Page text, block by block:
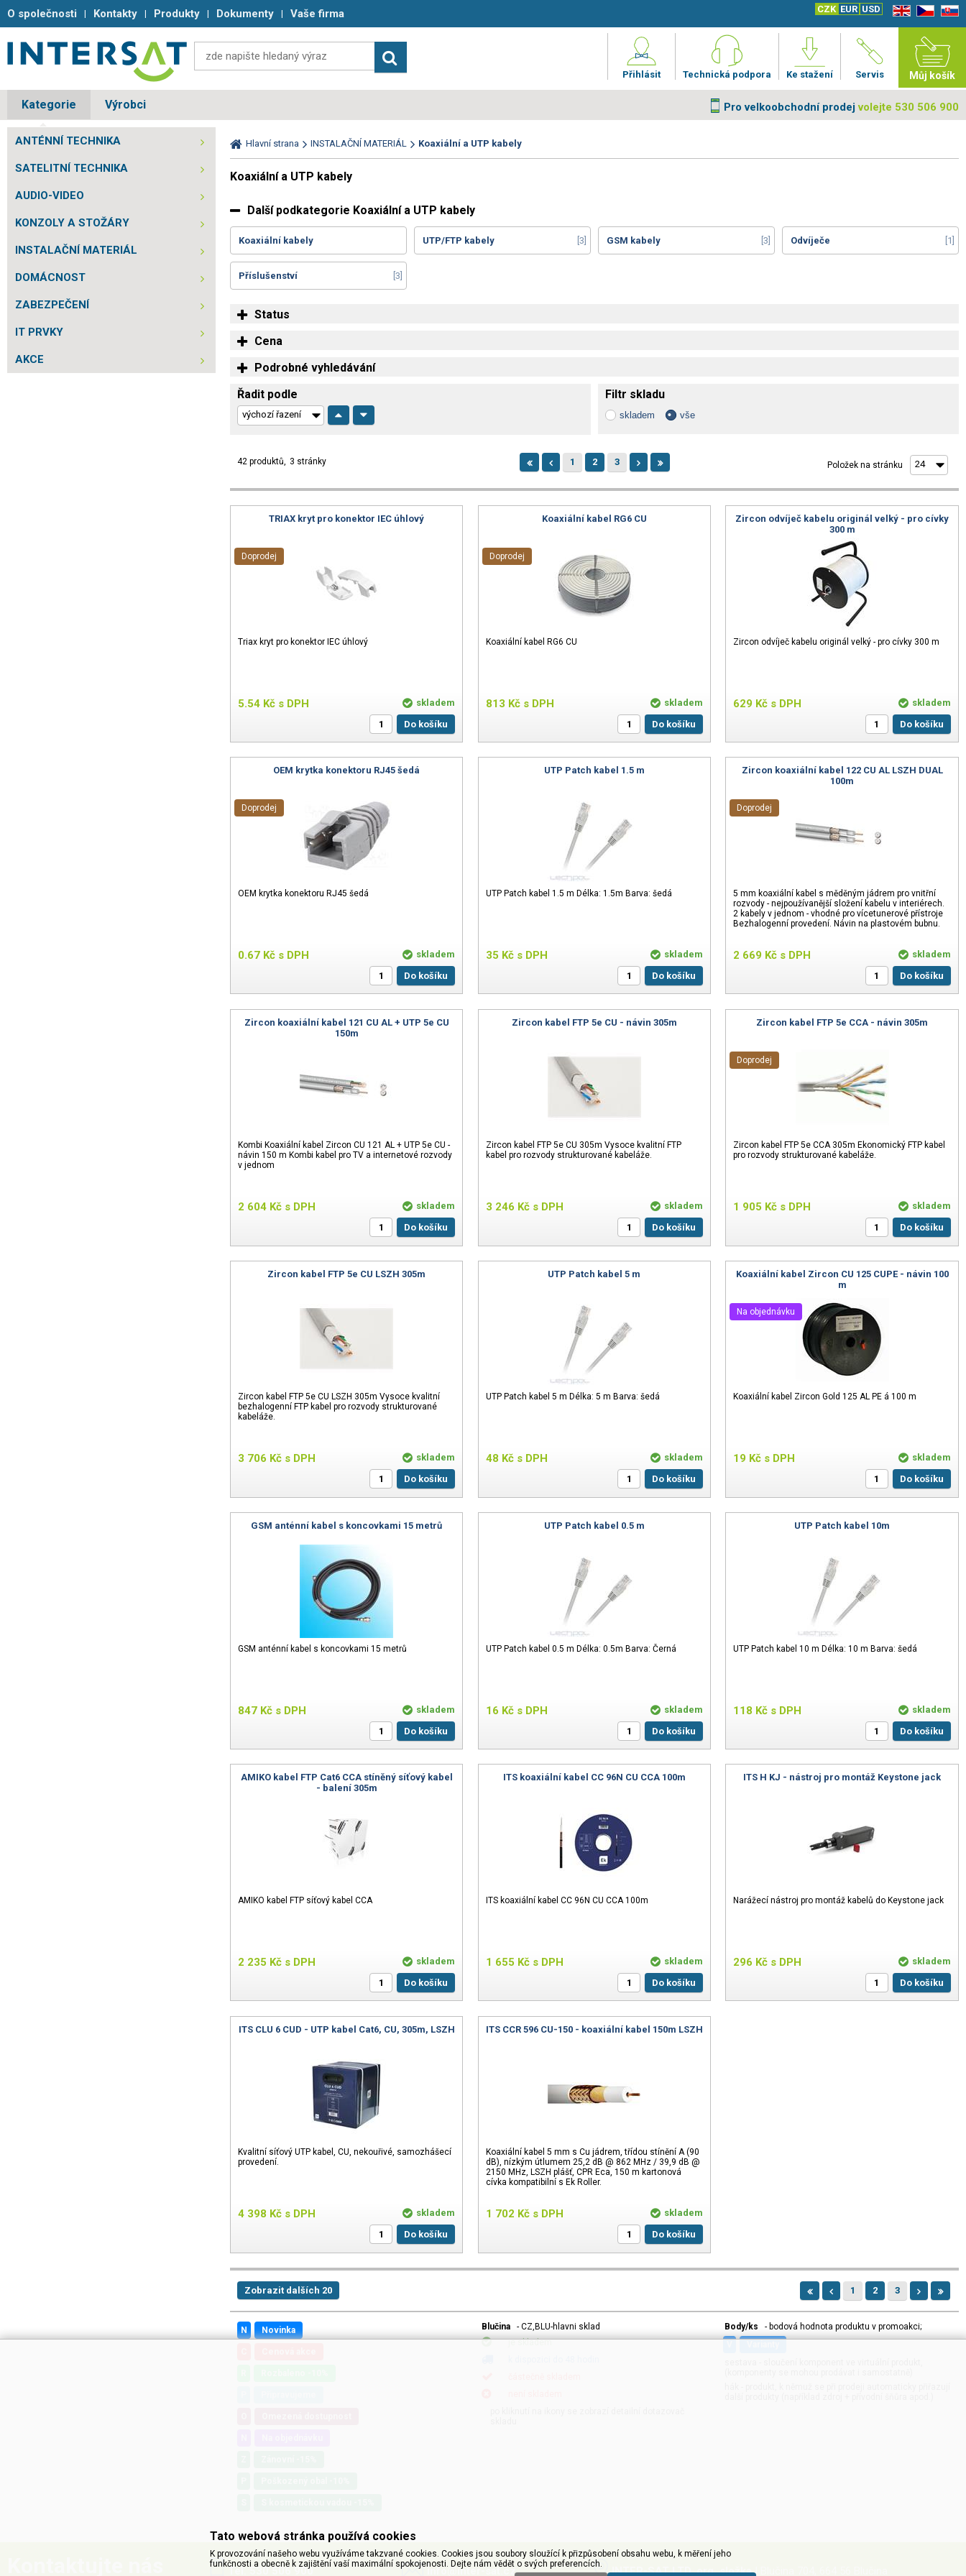
O společnosti Kontakty Produkty Dokumenty Vaše firma EN CZ SK
CZK EUR USD
Můj košík
Servis
Ke stažení
Technická podpora
Přihlásit
Kategorie Výrobci Pro velkoobchodní prodejvolejte 530 506 900
ANTÉNNÍ TECHNIKA
SATELITNÍ TECHNIKA
AUDIO-VIDEO
KONZOLY A STOŽÁRY
INSTALAČNÍ MATERIÁL
DOMÁCNOST
ZABEZPEČENÍ
IT PRVKY
AKCE
Hlavní strana INSTALAČNÍ MATERIÁL Koaxiální a UTP kabely
Koaxiální a UTP kabely
Další podkategorie Koaxiální a UTP kabely
Koaxiální kabely UTP/FTP kabely 3 GSM kabely 3 Odvíječe 1
Příslušenství 3
Status
Cena
Podrobné vyhledávání
Řadit podle
Filtr skladu
skladem vše
42 produktů 3 stránky 1 2 3 Položek na stránku
TRIAX kryt pro konektor IEC úhlový
Triax kryt pro konektor IEC úhlový
5.54 Kč s DPH
Doprodej
skladem
Do košíku
Koaxiální kabel RG6 CU
Koaxiální kabel RG6 CU
813 Kč s DPH
Doprodej
skladem
Do košíku
Zircon odvíječ kabelu originál velký - pro cívky
300 m
Zircon odvíječ kabelu originál velký - pro cívky 300 m
629 Kč s DPH
skladem
Do košíku
OEM krytka konektoru RJ45 šedá
OEM krytka konektoru RJ45 šedá
0.67 Kč s DPH
Doprodej
skladem
Do košíku
UTP Patch kabel 1.5 m
UTP Patch kabel 1.5 m Délka: 1.5m Barva: šedá
35 Kč s DPH
skladem
Do košíku
Zircon koaxiální kabel 122 CU AL LSZH DUAL
100m
5 mm koaxiální kabel s měděným jádrem pro vnitřní
rozvody - nejpoužívanější složení kabelu v interiérech.
2 kabely v jednom - vhodné pro vícetunerové přístroje
Bezhalogenní provedení. Návin na plastovém bubnu.
2 669 Kč s DPH
Doprodej
skladem
Do košíku
Zircon koaxiální kabel 121 CU AL + UTP 5e CU
150m
Kombi Koaxiální kabel Zircon CU 121 AL + UTP 5e CU -
návin 150 m Kombi kabel pro TV a internetové rozvody
v jednom
2 604 Kč s DPH
skladem
Do košíku
Zircon kabel FTP 5e CU - návin 305m
Zircon kabel FTP 5e CU 305m Vysoce kvalitní FTP
kabel pro rozvody strukturované kabeláže.
3 246 Kč s DPH
skladem
Do košíku
Zircon kabel FTP 5e CCA - návin 305m
Zircon kabel FTP 5e CCA 305m Ekonomický FTP kabel
pro rozvody strukturované kabeláže.
1 905 Kč s DPH
Doprodej
skladem
Do košíku
Zircon kabel FTP 5e CU LSZH 305m
Zircon kabel FTP 5e CU LSZH 305m Vysoce kvalitní
bezhalogenní FTP kabel pro rozvody strukturované
kabeláže.
3 706 Kč s DPH
skladem
Do košíku
UTP Patch kabel 5 m
UTP Patch kabel 5 m Délka: 5 m Barva: šedá
48 Kč s DPH
skladem
Do košíku
Koaxiální kabel Zircon CU 125 CUPE - návin 100
m
Koaxiální kabel Zircon Gold 125 AL PE á 100 m
19 Kč s DPH
Na objednávku
skladem
Do košíku
GSM anténní kabel s koncovkami 15 metrů
GSM anténní kabel s koncovkami 15 metrů
847 Kč s DPH
skladem
Do košíku
UTP Patch kabel 0.5 m
UTP Patch kabel 0.5 m Délka: 0.5m Barva: Černá
16 Kč s DPH
skladem
Do košíku
UTP Patch kabel 10m
UTP Patch kabel 10 m Délka: 10 m Barva: šedá
118 Kč s DPH
skladem
Do košíku
AMIKO kabel FTP Cat6 CCA stíněný síťový kabel
- balení 305m
AMIKO kabel FTP síťový kabel CCA
2 235 Kč s DPH
skladem
Do košíku
ITS koaxiální kabel CC 96N CU CCA 100m
ITS koaxiální kabel CC 96N CU CCA 100m
1 655 Kč s DPH
skladem
Do košíku
ITS H KJ - nástroj pro montáž Keystone jack
Narážecí nástroj pro montáž kabelů do Keystone jack
296 Kč s DPH
skladem
Do košíku
ITS CLU 6 CUD - UTP kabel Cat6, CU, 305m, LSZH
Kvalitní síťový UTP kabel, CU, nekouřivé, samozhášecí
provedení.
4 398 Kč s DPH
skladem
Do košíku
ITS CCR 596 CU-150 - koaxiální kabel 150m LSZH
Koaxiální kabel 5 mm s Cu jádrem, třídou stínění A (90
dB), nízkým útlumem 25,2 dB @ 862 MHz / 39,9 dB @
2150 MHz, LSZH plášť, CPR Eca, 150 m kartonová
cívka kompatibilní s Ek Roller.
1 702 Kč s DPH
skladem
Do košíku
Zobrazit dalších 20 1 2 3
N Novinka Blučina
- CZ,BLU-hlavni sklad
je skladem
Body/ks
- bodová hodnota produktu v promoakci;
Tel. 530 506 900 info@inter-sat.cz INTER-SAT LTD, org. složka| Blučina 704, 664 56 Blučina
Tato webová stránka používá cookies
K provozování našeho webu využíváme takzvané cookies. Cookies jsou soubory sloužící k přizpůsobení obsahu webu, k měření jeho
funkčnosti a obecně k zajištění vaší maximální spokojenosti. Dejte nám vědět o svých preferencích.